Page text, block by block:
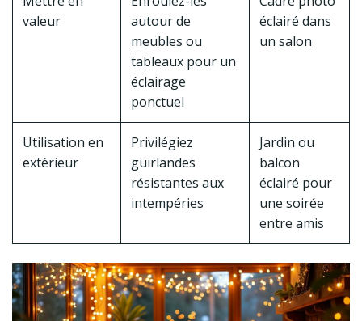
valeur
autour de
meubles ou
tableaux pour un
éclairage
ponctuel
éclairé dans
un salon
Utilisation en
extérieur
Privilégiez
guirlandes
résistantes aux
intempéries
Jardin ou
balcon
éclairé pour
une soirée
entre amis